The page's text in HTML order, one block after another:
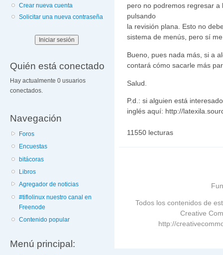
Crear nueva cuenta
Solicitar una nueva contraseña
Quién está conectado
Hay actualmente 0 usuarios
conectados.
Navegación
Foros
Encuestas
bitácoras
Libros
Agregador de noticias
#tiflolinux nuestro canal en
Freenode
Contenido popular
Menú principal:
pero no podremos regresar
pulsando
la revisión plana. Esto no
sistema de menús, pero sí
Bueno, pues nada más, si a
contará cómo sacarle más
Salud.
P.d.: si alguien está
inglés aquí: http://
11550 lecturas
Todos los contenidos de
Creative
http://